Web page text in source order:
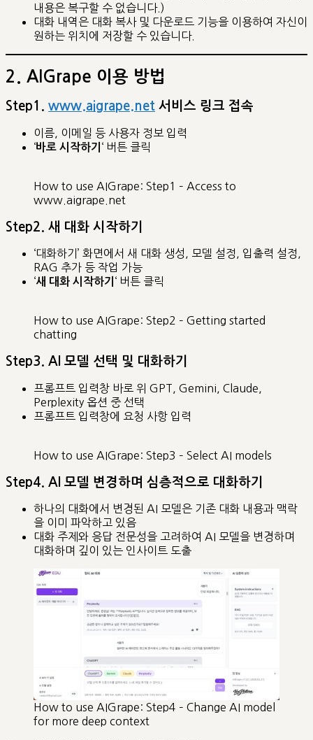
내용은 복구할 수 없습니다.)
대화 내역은 대화 복사 및 다운로드 기능을 이용하여 자신이
원하는 위치에 저장할 수 있습니다.
2. AIGrape 이용 방법
Step1. www.aigrape.net 서비스 링크 접속
이름, 이메일 등 사용자 정보 입력
‘바로 시작하기 ‘ 버튼 클릭
How to use AIGrape: Step1 – Access to
www.aigrape.net
Step2. 새 대화 시작하기
‘대화하기’ 화면에서 새 대화 생성, 모델 설정, 입출력 설정,
RAG 추가 등 작업 가능
‘새 대화 시작하기 ‘ 버튼 클릭
How to use AIGrape: Step2 – Getting started
chatting
Step3. AI 모델 선택 및 대화하기
프롬프트 입력창 바로 위 GPT, Gemini, Claude,
Perplexity 옵션 중 선택
프롬프트 입력창에 요청 사항 입력
How to use AIGrape: Step3 – Select AI models
Step4. AI 모델 변경하며 심층적으로 대화하기
하나의 대화에서 변경된 AI 모델은 기존 대화 내용과 맥락
을 이미 파악하고 있음
대화 주제와 응답 전문성을 고려하여 AI 모델을 변경하며
대화하며 깊이 있는 인사이트 도출
How to use AIGrape: Step4 – Change AI model
for more deep context